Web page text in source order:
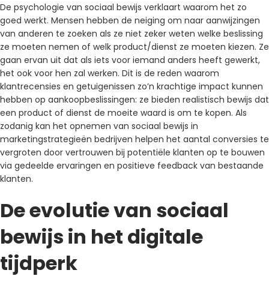
De psychologie van sociaal bewijs verklaart waarom het zo
goed werkt. Mensen hebben de neiging om naar aanwijzingen
van anderen te zoeken als ze niet zeker weten welke beslissing
ze moeten nemen of welk product/dienst ze moeten kiezen. Ze
gaan ervan uit dat als iets voor iemand anders heeft gewerkt,
het ook voor hen zal werken. Dit is de reden waarom
klantrecensies en getuigenissen zo’n krachtige impact kunnen
hebben op aankoopbeslissingen: ze bieden realistisch bewijs dat
een product of dienst de moeite waard is om te kopen. Als
zodanig kan het opnemen van sociaal bewijs in
marketingstrategieën bedrijven helpen het aantal conversies te
vergroten door vertrouwen bij potentiële klanten op te bouwen
via gedeelde ervaringen en positieve feedback van bestaande
klanten.
De evolutie van sociaal
bewijs in het digitale
tijdperk